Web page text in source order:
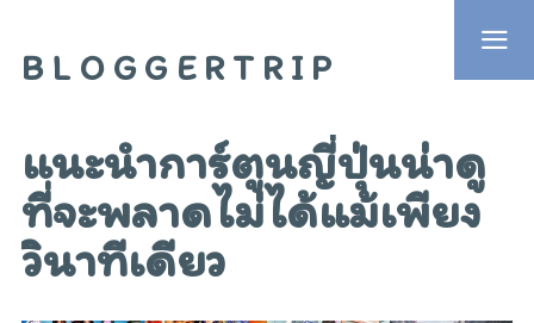
BLOGGERTRIP
แนะนำการ์ตูนญี่ปุ่นน่าดู
ที่จะพลาดไม่ได้แม้เพียง
วินาทีเดียว